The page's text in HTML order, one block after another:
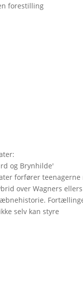
forestilling
:
og Brynhilde'
forfører teenagerne
over Wagners
selv kan styre